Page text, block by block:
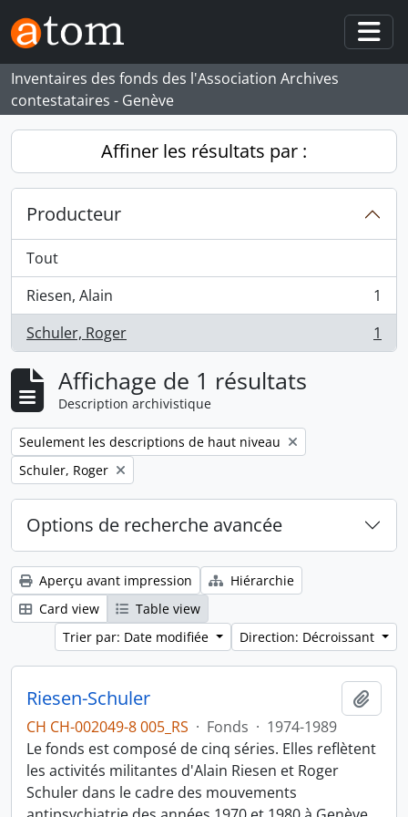
Skip to main content
Inventaires des fonds des l'Association Archives
contestataires - Genève
Affiner les résultats par :
Producteur
Tout
Riesen, Alain
, 1 résultats
1
Schuler, Roger
, 1 résultats 1
Affichage de 1 résultats
Description archivistique
Remove filter:
Seulement les descriptions de haut niveau
Remove filter:
Schuler, Roger
Options de recherche avancée
Aperçu avant impression
Hiérarchie
Card view
Table view
Trier par: Date modifiée
Direction: Décroissant
Riesen-Schuler
CH CH-002049-8 005_RS · Fonds · 1974-1989
Le fonds est composé de cinq séries. Elles reflètent
les activités militantes d'Alain Riesen et Roger
Schuler dans le cadre des mouvements